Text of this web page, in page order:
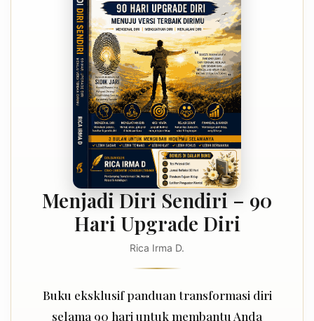
Menjadi Diri Sendiri – 90
Hari Upgrade Diri
Rica Irma D.
Buku eksklusif panduan transformasi diri
selama 90 hari untuk membantu Anda